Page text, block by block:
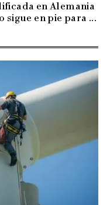
en Alemania
en pie para ...